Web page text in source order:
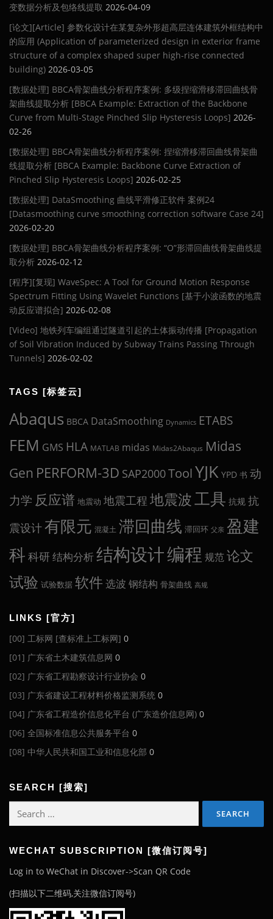
变数据分析及包络线提取 2026-04-09
[论文][Article] 参数化设计在某复杂外形超高层连体建筑外框结构中
的应用 (Application of parameterized design in exterior frame
structure of a complex shaped super high-rise connected
building) 2026-03-05
[数据处理] BBCA骨架曲线分析程序案例: 多级捏缩滑移滞回曲线骨
架曲线提取分析 [BBCA Example: Extraction of the Backbone
Curve from Multi-Stage Pinched Slip Hysteresis Loops] 2026-
02-26
[数据处理] BBCA骨架曲线分析程序案例: 捏缩滑移滞回曲线骨架曲
线提取分析 [BBCA Example: Backbone Curve Extraction of
Pinched Slip Hysteresis Loops] 2026-02-25
[数据处理] DataSmoothing 曲线平滑修正软件 案例24
[Datasmoothing curve smoothing correction software Case 24]
2026-02-20
[数据处理] BBCA骨架曲线分析程序案例: “O”形滞回曲线骨架曲线提
取分析 2026-02-12
[程序][复现] WaveSpec: A Tool for Ground Motion Response
Spectrum Fitting Using Wavelet Functions [基于小波函数的地震
动反应谱拟合] 2026-02-08
[Video] 地铁列车编组通过隧道引起的土体振动传播 [Propagation
of Soil Vibration Induced by Subway Trains Passing Through
Tunnels] 2026-02-02
TAGS [标签云]
Abaqus BBCA DataSmoothing Dynamics ETABS
FEM GMS HLA MATLAB midas Midas2Abaqus Midas
Gen PERFORM-3D SAP2000ToolYJK YPD 书 动
力学 反应谱 地震动 地震工程 地震波工具 抗规 抗
震设计有限元 混凝土 滞回曲线 滞回环 父亲 盈建
科 科研 结构分析结构设计编程 规范论文
试验 试验数据 软件 选波 钢结构 骨架曲线 高规
LINKS [官方]
[00] 工标网 [查标准上工标网] 0
[01] 广东省土木建筑信息网 0
[02] 广东省工程勘察设计行业协会 0
[03] 广东省建设工程材料价格监测系统 0
[04] 广东省工程造价信息化平台 (广东造价信息网) 0
[06] 全国标准信息公共服务平台 0
[08] 中华人民共和国工业和信息化部 0
SEARCH [搜索]
Search
WECHAT SUBSCRIPTION [微信订阅号]
Log in to WeChat in Discover->Scan QR Code
(扫描以下二维码,关注微信订阅号)